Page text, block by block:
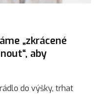
„zkrácené
aby
do výšky, trhat